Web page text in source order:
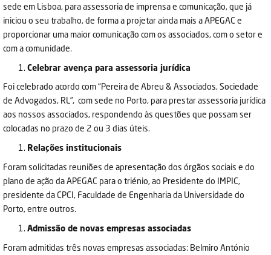
sede em Lisboa, para assessoria de imprensa e comunicação, que já
iniciou o seu trabalho, de forma a projetar ainda mais a APEGAC e
proporcionar uma maior comunicação com os associados, com o setor e
com a comunidade.
Celebrar avença para assessoria jurídica
Foi celebrado acordo com “Pereira de Abreu & Associados, Sociedade
de Advogados, RL”, com sede no Porto, para prestar assessoria jurídica
aos nossos associados, respondendo às questões que possam ser
colocadas no prazo de 2 ou 3 dias úteis.
Relações institucionais
Foram solicitadas reuniões de apresentação dos órgãos sociais e do
plano de ação da APEGAC para o triénio, ao Presidente do IMPIC,
presidente da CPCI, Faculdade de Engenharia da Universidade do
Porto, entre outros.
Admissão de novas empresas associadas
Foram admitidas três novas empresas associadas: Belmiro António